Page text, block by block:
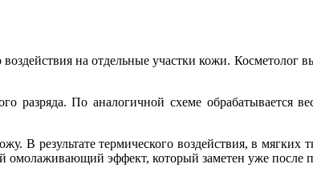
на отдельные участки кожи. Косметолог
разряда. По аналогичной схеме обрабатывается
В результате термического воздействия, в мягких
омолаживающий эффект, который заметен уже после